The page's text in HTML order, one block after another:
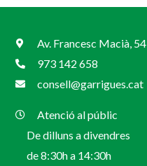
Av. Francesc Macià, 54
973 142 658
consell@garrigues.cat
Atenció al públic
De dilluns a divendres
de 8:30h a 14:30h